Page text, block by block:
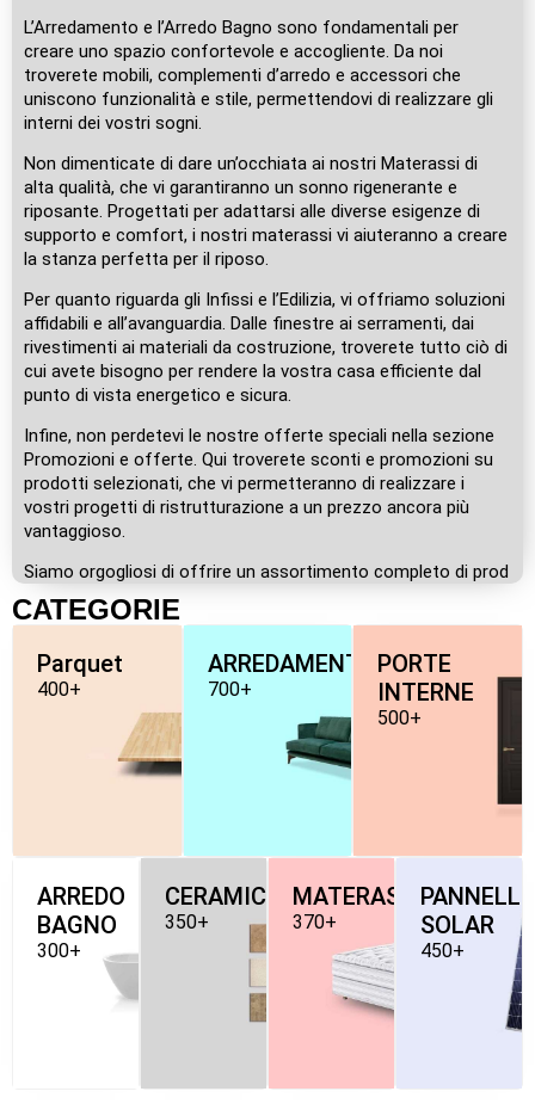
L’Arredamento e l’Arredo Bagno sono fondamentali per
creare uno spazio confortevole e accogliente. Da noi
troverete mobili, complementi d’arredo e accessori che
uniscono funzionalità e stile, permettendovi di realizzare gli
interni dei vostri sogni.
Non dimenticate di dare un’occhiata ai nostri Materassi di
alta qualità, che vi garantiranno un sonno rigenerante e
riposante. Progettati per adattarsi alle diverse esigenze di
supporto e comfort, i nostri materassi vi aiuteranno a creare
la stanza perfetta per il riposo.
Per quanto riguarda gli Infissi e l’Edilizia, vi offriamo soluzioni
affidabili e all’avanguardia. Dalle finestre ai serramenti, dai
rivestimenti ai materiali da costruzione, troverete tutto ciò di
cui avete bisogno per rendere la vostra casa efficiente dal
punto di vista energetico e sicura.
Infine, non perdetevi le nostre offerte speciali nella sezione
Promozioni e offerte. Qui troverete sconti e promozioni su
prodotti selezionati, che vi permetteranno di realizzare i
vostri progetti di ristrutturazione a un prezzo ancora più
vantaggioso.
Siamo orgogliosi di offrire un assortimento completo di prod
CATEGORIE
Parquet
400+
ARREDAMENTO
700+
PORTE
INTERNE
500+
ARREDO
BAGNO
300+
CERAMICHE
350+
MATERASSI
370+
PANNELLI-
SOLAR
450+